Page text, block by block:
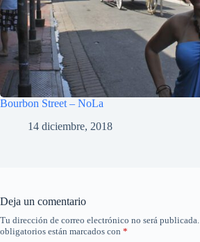
Bourbon Street – NoLa
14 diciembre, 2018
Deja un comentario
Tu dirección de correo electrónico no será publicada.
obligatorios están marcados con *